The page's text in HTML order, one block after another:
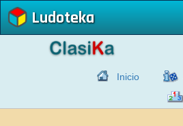
Ludoteka
Inicio